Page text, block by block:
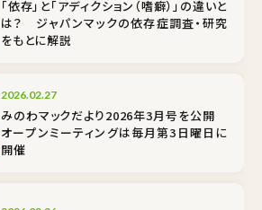
「依存」と「アディクション（嗜癖）」の違いと
は？ ジャパンマックの依存症調査・研究
をもとに解説
2026.02.27
みのわマックだより2026年3月号を公開
オープンミーティングは毎月第3日曜日に
開催